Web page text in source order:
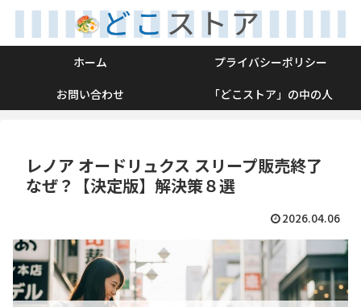
ホーム
プライバシーポリシー
お問い合わせ
「どこストア」の中の人
レノア オードリュクス スリープ販売終了
なぜ？【決定版】解決策８選
2026.04.06